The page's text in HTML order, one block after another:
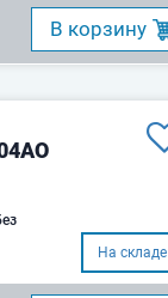
B корзину
На складе